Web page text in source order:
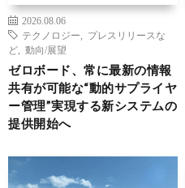
2026.08.06
テクノロジー
プレスリリースな
ど
動向/展望
ゼロボード、常に最新の情報
共有が可能な“動的サプライヤ
ー管理”実現する新システムの
提供開始へ